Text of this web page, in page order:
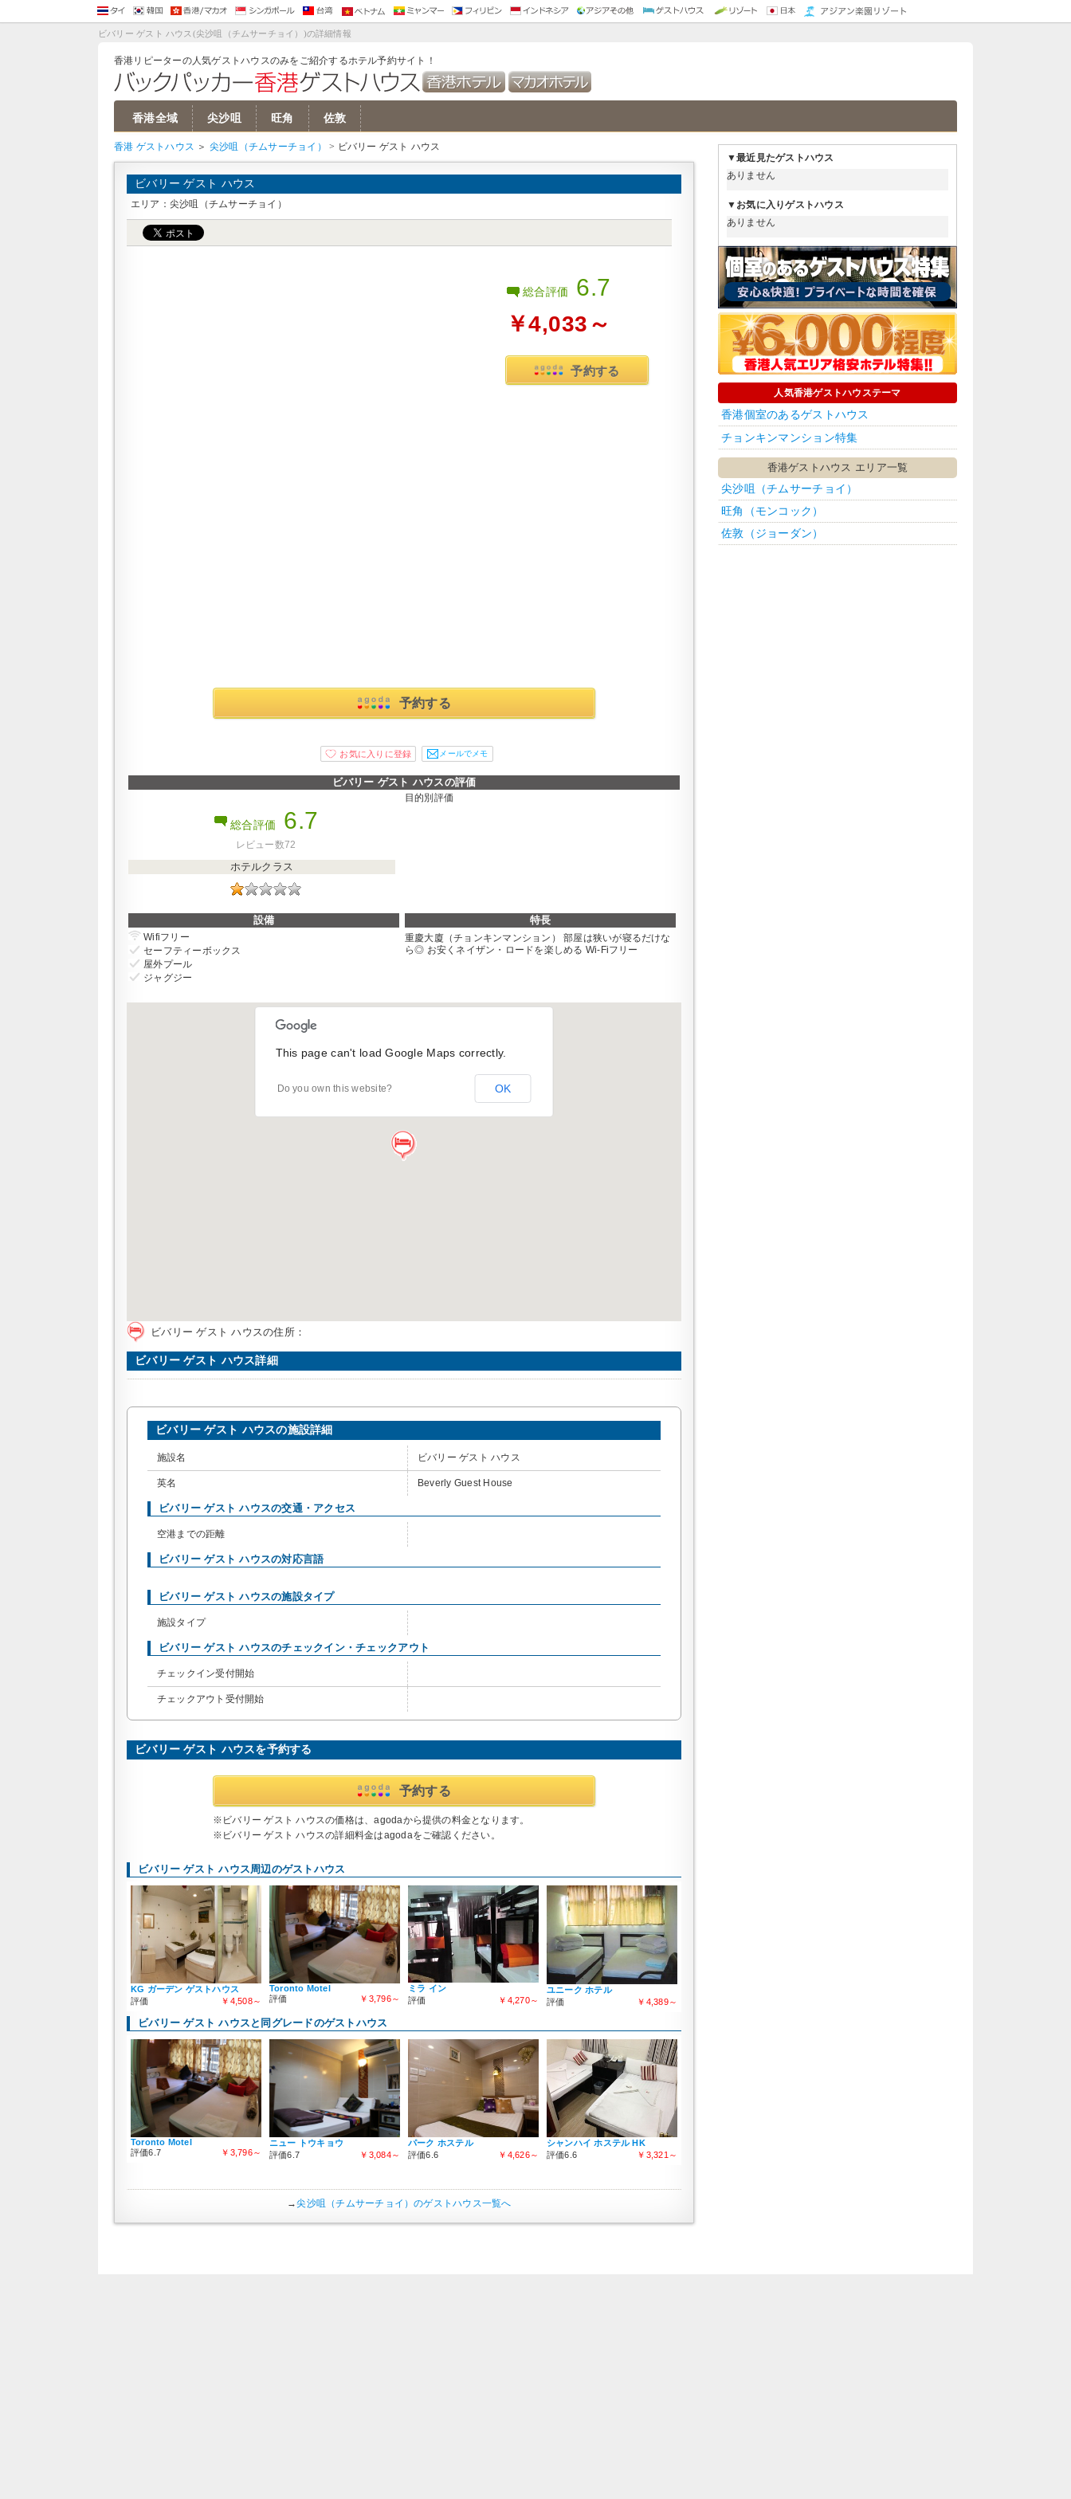
ビバリー ゲスト ハウス(尖沙咀（チムサーチョイ）)の詳細情報
香港リピーターの人気ゲストハウスのみをご紹介するホテル予約サイト！
香港全域 尖沙咀 旺角 佐敦
香港 ゲストハウス ＞ 尖沙咀（チムサーチョイ） > ビバリー ゲスト ハウス
ビバリー ゲスト ハウス
エリア：尖沙咀（チムサーチョイ）
総合評価 6.7
￥4,033～
予約する
予約する
メールでメモ
ビバリー ゲスト ハウスの評価
総合評価 6.7
レビュー数72
ホテルクラス
目的別評価
設備 特長
Wifiフリー
セーフティーボックス
屋外プール
ジャグジー
重慶大廈（チョンキンマンション） 部屋は狭いが寝るだけな
ら◎ お安くネイザン・ロードを楽しめる Wi-Fiフリー
This page can't load Google Maps correctly.
Do you own this website? OK
ビバリー ゲスト ハウスの住所：
ビバリー ゲスト ハウス詳細
ビバリー ゲスト ハウスの施設詳細
施設名 ビバリー ゲスト ハウス
英名 Beverly Guest House
ビバリー ゲスト ハウスの交通・アクセス
空港までの距離
ビバリー ゲスト ハウスの対応言語
ビバリー ゲスト ハウスの施設タイプ
施設タイプ
ビバリー ゲスト ハウスのチェックイン・チェックアウト
チェックイン受付開始
チェックアウト受付開始
ビバリー ゲスト ハウスを予約する
予約する
※ビバリー ゲスト ハウスの価格は、agodaから提供の料金となります。
※ビバリー ゲスト ハウスの詳細料金はagodaをご確認ください。
ビバリー ゲスト ハウス周辺のゲストハウス
KG ガーデン ゲストハウス
評価
￥4,508～
Toronto Motel
評価
￥3,796～
ミラ イン
評価
￥4,270～
ユニーク ホテル
評価
￥4,389～
ビバリー ゲスト ハウスと同グレードのゲストハウス
Toronto Motel
評価6.7
￥3,796～
ニュー トウキョウ
評価6.7
￥3,084～
パーク ホステル
評価6.6
￥4,626～
シャンハイ ホステル HK
評価6.6
￥3,321～
→尖沙咀（チムサーチョイ）のゲストハウス一覧へ
▼最近見たゲストハウス
ありません
▼お気に入りゲストハウス
ありません
人気香港ゲストハウステーマ
香港個室のあるゲストハウス
チョンキンマンション特集
香港ゲストハウス エリア一覧
尖沙咀（チムサーチョイ）
旺角（モンコック）
佐敦（ジョーダン）
バーツ 両替
バンコク ホテル
パタヤ ホテル
バンコクリピーターブログ
バンコク ゲストハウス/安宿
ソウル ゲストハウス
ソウル ホテル
韓国ウォン 両替香港ドル 両替
香港 ホテル
マカオ ホテル
香港 ゲストハウスシンガポールドル 両替
シンガポール ホテル台湾ドル 両替
台北 ホテル ミャンマー 両替
ヤンゴン ホテルペソ 両替
マニラ ホテル
ボラカイ ホテル
ボホール ホテル
セブ ホテル ルピア 両替
バリ島 ホテル
ジャカルタ ホテルカトマンズ ホテル
インド ホテル
カンボジア ホテル
クアラルンプール ホテル
オーストラリア ホテル
ニュージーランド ホテル
中国 ホテル
上海 ホテル
北京 ホテル バンコク ゲストハウス/安宿
ソウル ゲストハウス
香港 ゲストハウス
ベトナム ゲストハウス
カンボジア ゲストハウス
ラオス ゲストハウス
マレーシア ゲストハウス
ミャンマー ゲストハウスモルディブ ホテル
ドバイ ホテル
グアム ホテル
ハワイ ホテル
ニューヨーク ホテル
東京 ホテル
名古屋 ホテル
大阪 ホテル
札幌 ホテル
沖縄 ホテル
福岡 ホテル
京都 ホテル
Sapporo hotel
Japan Guesthouse